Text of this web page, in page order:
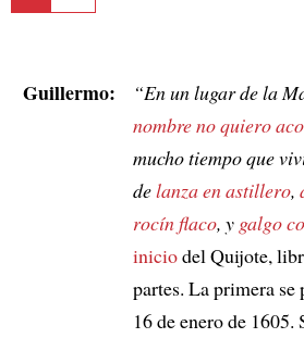
Guillermo: “En un lugar de la
nombre no quiero
mucho tiempo que
delanza en astillero,
rocín flaco, y galgo
iniciodel Quijote,
partes. La primera
16 de enero de 1605.